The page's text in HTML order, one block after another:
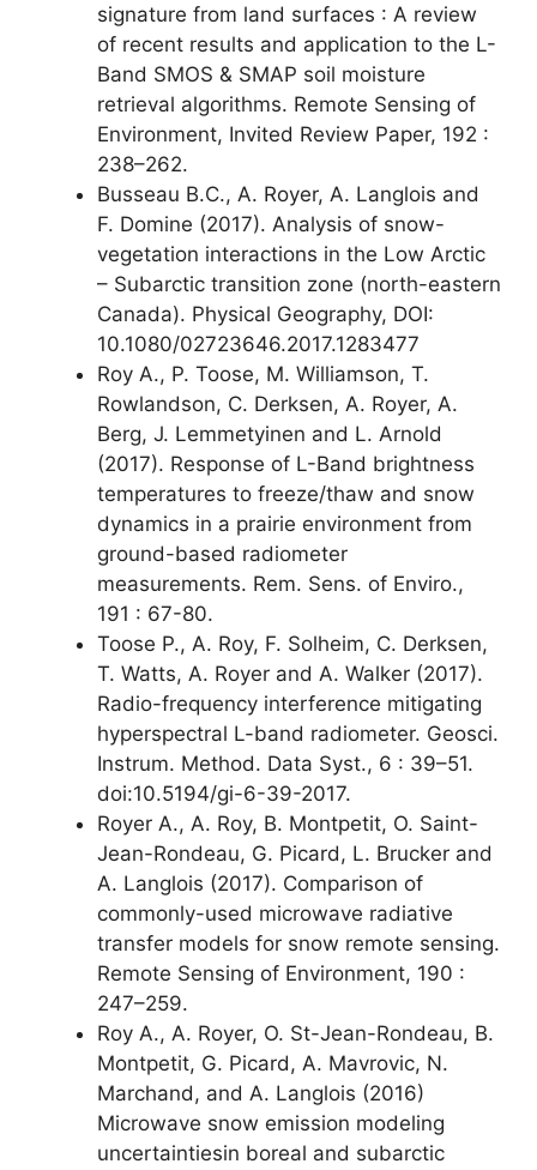
signature from land surfaces : A review
of recent results and application to the L-
Band SMOS & SMAP soil moisture
retrieval algorithms. Remote Sensing of
Environment, Invited Review Paper, 192 :
238–262.
Busseau B.C., A. Royer, A. Langlois and
F. Domine (2017). Analysis of snow-
vegetation interactions in the Low Arctic
– Subarctic transition zone (north-eastern
Canada). Physical Geography, DOI:
10.1080/02723646.2017.1283477
Roy A., P. Toose, M. Williamson, T.
Rowlandson, C. Derksen, A. Royer, A.
Berg, J. Lemmetyinen and L. Arnold
(2017). Response of L-Band brightness
temperatures to freeze/thaw and snow
dynamics in a prairie environment from
ground-based radiometer
measurements. Rem. Sens. of Enviro.,
191 : 67-80.
Toose P., A. Roy, F. Solheim, C. Derksen,
T. Watts, A. Royer and A. Walker (2017).
Radio-frequency interference mitigating
hyperspectral L-band radiometer. Geosci.
Instrum. Method. Data Syst., 6 : 39–51.
doi:10.5194/gi-6-39-2017.
Royer A., A. Roy, B. Montpetit, O. Saint-
Jean-Rondeau, G. Picard, L. Brucker and
A. Langlois (2017). Comparison of
commonly-used microwave radiative
transfer models for snow remote sensing.
Remote Sensing of Environment, 190 :
247–259.
Roy A., A. Royer, O. St-Jean-Rondeau, B.
Montpetit, G. Picard, A. Mavrovic, N.
Marchand, and A. Langlois (2016)
Microwave snow emission modeling
uncertaintiesin boreal and subarctic